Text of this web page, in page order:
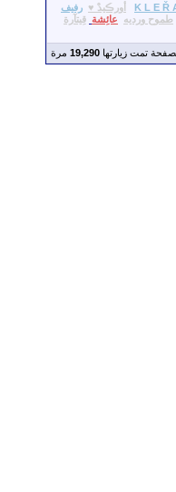
K L E Ř أورڪيدْ ♥ رفيف
طموح ورديه عائِشة قِيتآرة
تمت زيارتها 19,290 مرة